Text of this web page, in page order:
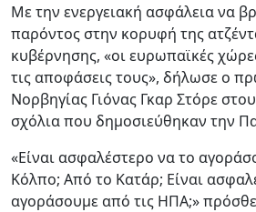
Με την ενεργειακή ασφάλεια να
παρόντος στην κορυφή της
κυβέρνησης, «οι ευρωπαϊκές
τις αποφάσεις τους», δήλωσε ο
Νορβηγίας Γιόνας Γκαρ Στόρε
σχόλια που δημοσιεύθηκαν την
«Είναι ασφαλέστερο να το
Κόλπο; Από το Κατάρ; Είναι
αγοράσουμε από τις ΗΠΑ;»